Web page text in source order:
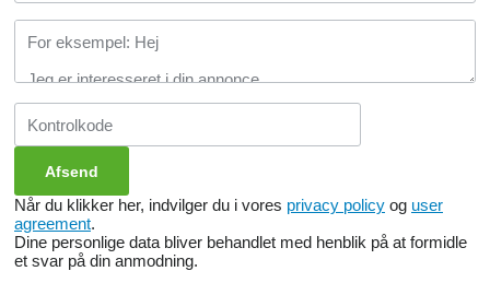
Når du klikker her, indvilger du i vores privacy policy og user
agreement.
Dine personlige data bliver behandlet med henblik på at formidle
et svar på din anmodning.